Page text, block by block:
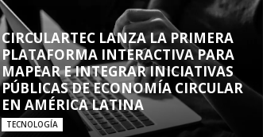
CIRCULARTEC LANZA LA PRIMERA
PLATAFORMA INTERACTIVA PARA
MAPEAR E INTEGRAR INICIATIVAS
PÚBLICAS DE ECONOMÍA CIRCULAR
EN AMÉRICA LATINA
TECNOLOGÍA